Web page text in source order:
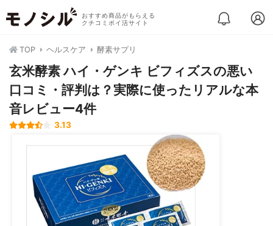
おすすめ商品がもらえる
クチコミポイ活サイト
TOP ヘルスケア 酵素サプリ
玄米酵素 ハイ・ゲンキ ビフィズスの悪い
口コミ・評判は？実際に使ったリアルな本
音レビュー4件
3.13